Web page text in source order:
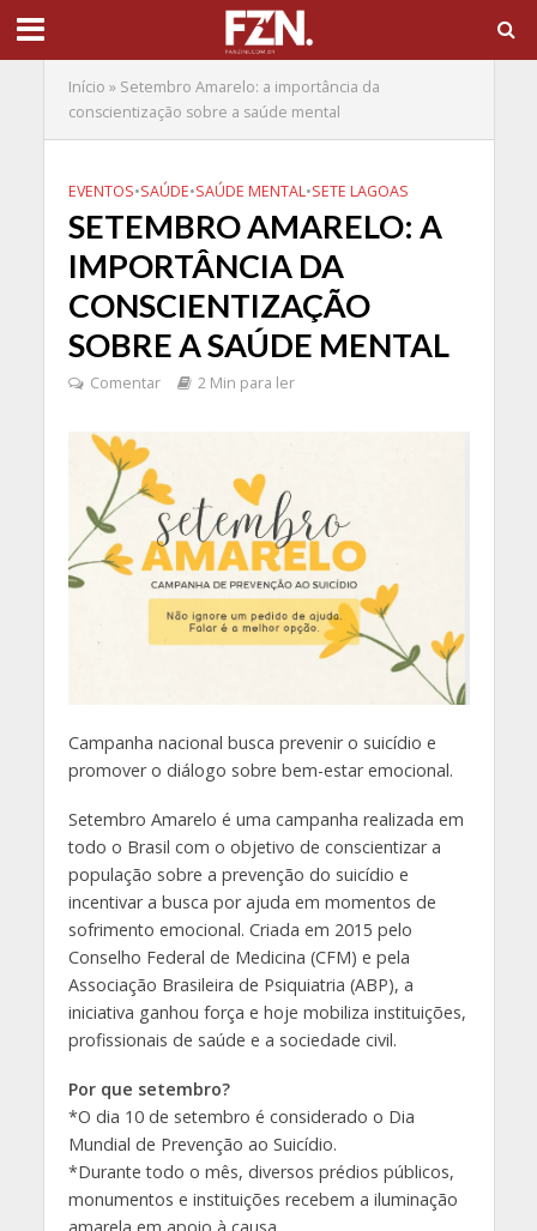
Início » Setembro Amarelo: a importância da
conscientização sobre a saúde mental
EVENTOS•SAÚDE•SAÚDE MENTAL•SETE LAGOAS
SETEMBRO AMARELO: A
IMPORTÂNCIA DA
CONSCIENTIZAÇÃO
SOBRE A SAÚDE MENTAL
Comentar 2 Min para ler
Campanha nacional busca prevenir o suicídio e
promover o diálogo sobre bem-estar emocional.
Setembro Amarelo é uma campanha realizada em
todo o Brasil com o objetivo de conscientizar a
população sobre a prevenção do suicídio e
incentivar a busca por ajuda em momentos de
sofrimento emocional. Criada em 2015 pelo
Conselho Federal de Medicina (CFM) e pela
Associação Brasileira de Psiquiatria (ABP), a
iniciativa ganhou força e hoje mobiliza instituições,
profissionais de saúde e a sociedade civil.
Por que setembro?
*O dia 10 de setembro é considerado o Dia
Mundial de Prevenção ao Suicídio.
*Durante todo o mês, diversos prédios públicos,
monumentos e instituições recebem a iluminação